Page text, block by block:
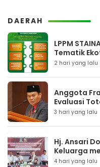
DAERAH
LPPM
Tematik
2 hari yang lalu
Anggota
Evaluasi
3 hari yang lalu
Hj. Ansari
Keluarga
4 hari yang lalu